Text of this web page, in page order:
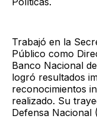
Trabajó en la
Público como
Banco Nacional
logró resultados
reconocimientos
realizado. Su
Defensa Nacional